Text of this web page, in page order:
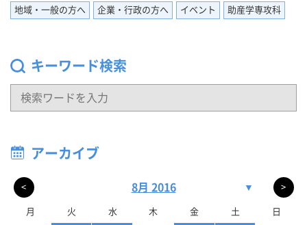
地域・一般の方へ 企業・行政の方へ イベント 助産学専攻科
キーワード検索
アーカイブ
< 8月 2016 ▼ >
月 火 水 木 金 土 日